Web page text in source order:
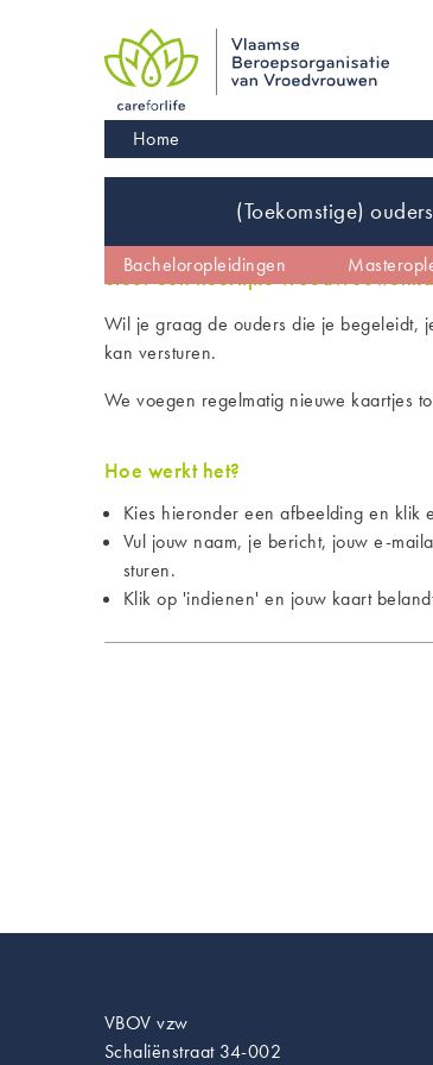
Kruimelpad
Home
(Toekomstige) ouders
De vroedvrouw
Vroedvrouw worden
Bacheloropleidingen
Stuur een heerlijke
Wil je graag de ouders die je begeleidt,
kan versturen.
We voegen regelmatig nieuwe kaartjes
Hoe werkt het?
Kies hieronder een afbeelding en klik
Vul jouw naam, je bericht, jouw e-
sturen.
Klik op 'indienen' en jouw kaart
VBOV vzw
Schaliënstraat 34-002